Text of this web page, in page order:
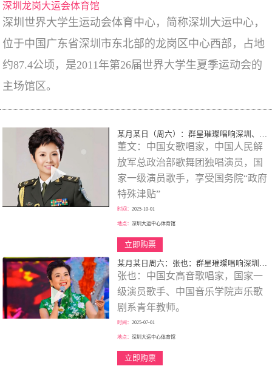
深圳龙岗大运会体育馆
深圳世界大学生运动会体育中心，简称深圳大运中心，
位于中国广东省深圳市东北部的龙岗区中心西部，占地
约87.4公顷，是2011年第26届世界大学生夏季运动会的
主场馆区。
某月某日（周六）：群星璀璨唱响深圳、歌颂一代伟人、春天的故事、大型演唱会！
董文：中国女歌唱家，中国人民解
放军总政治部歌舞团独唱演员，国
家一级演员歌手，享受国务院“政府
特殊津贴”
时间：2025-10-01
地点：深圳大运中心体育馆
立即购票
某月某日周六：张也：群星璀璨唱响深圳、歌颂一代伟人、走进新时代、巡回大型演唱会！
张也：中国女高音歌唱家，国家一
级演员歌手、中国音乐学院声乐歌
剧系青年教师。
时间：2025-07-01
地点：深圳大运中心体育馆
立即购票